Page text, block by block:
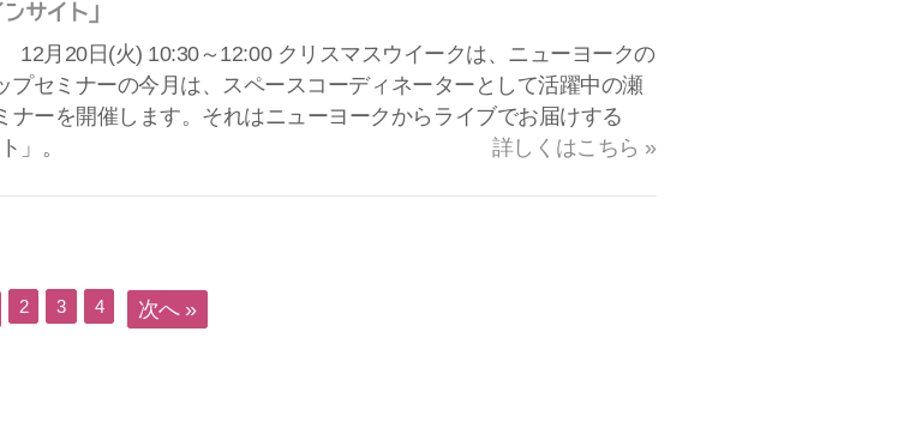
サイト」
月20日(火) 10:30～12:00 クリスマスウイークは、ニューヨークの
プセミナーの今月は、スペースコーディネーターとして活躍中の瀬
ナーを開催します。それはニューヨークからライブでお届けする
」。
詳しくはこちら »
2 3 4 次へ »